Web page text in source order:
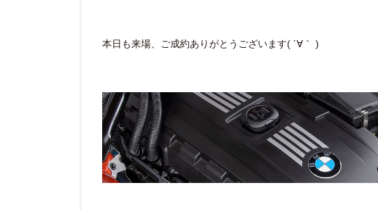
本日も来場、ご成約ありがとうございます( ´∀｀ )